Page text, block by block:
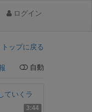
ログイン
ップに戻る
自動
3:44
ていくラ